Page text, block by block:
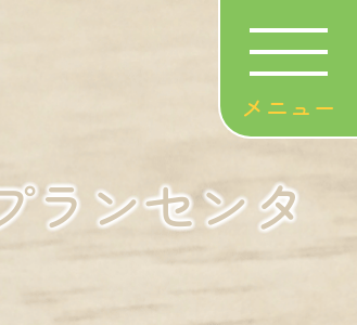
ランセンタ